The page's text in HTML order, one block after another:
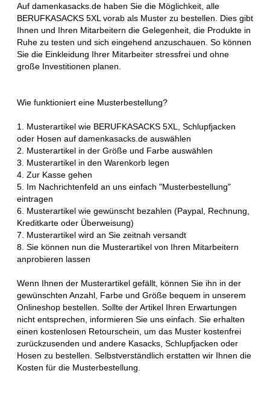
Auf damenkasacks.de haben Sie die Möglichkeit, alle
BERUFKASACKS 5XL vorab als Muster zu bestellen. Dies gibt
Ihnen und Ihren Mitarbeitern die Gelegenheit, die Produkte in
Ruhe zu testen und sich eingehend anzuschauen. So können
Sie die Einkleidung Ihrer Mitarbeiter stressfrei und ohne
große Investitionen planen.
Wie funktioniert eine Musterbestellung?
1. Musterartikel wie BERUFKASACKS 5XL, Schlupfjacken
oder Hosen auf damenkasacks.de auswählen
2. Musterartikel in der Größe und Farbe auswählen
3. Musterartikel in den Warenkorb legen
4. Zur Kasse gehen
5. Im Nachrichtenfeld an uns einfach "Musterbestellung"
eintragen
6. Musterartikel wie gewünscht bezahlen (Paypal, Rechnung,
Kreditkarte oder Überweisung)
7. Musterartikel wird an Sie zeitnah versandt
8. Sie können nun die Musterartikel von Ihren Mitarbeitern
anprobieren lassen
Wenn Ihnen der Musterartikel gefällt, können Sie ihn in der
gewünschten Anzahl, Farbe und Größe bequem in unserem
Onlineshop bestellen. Sollte der Artikel Ihren Erwartungen
nicht entsprechen, informieren Sie uns einfach. Sie erhalten
einen kostenlosen Retourschein, um das Muster kostenfrei
zurückzusenden und andere Kasacks, Schlupfjacken oder
Hosen zu bestellen. Selbstverständlich erstatten wir Ihnen die
Kosten für die Musterbestellung.